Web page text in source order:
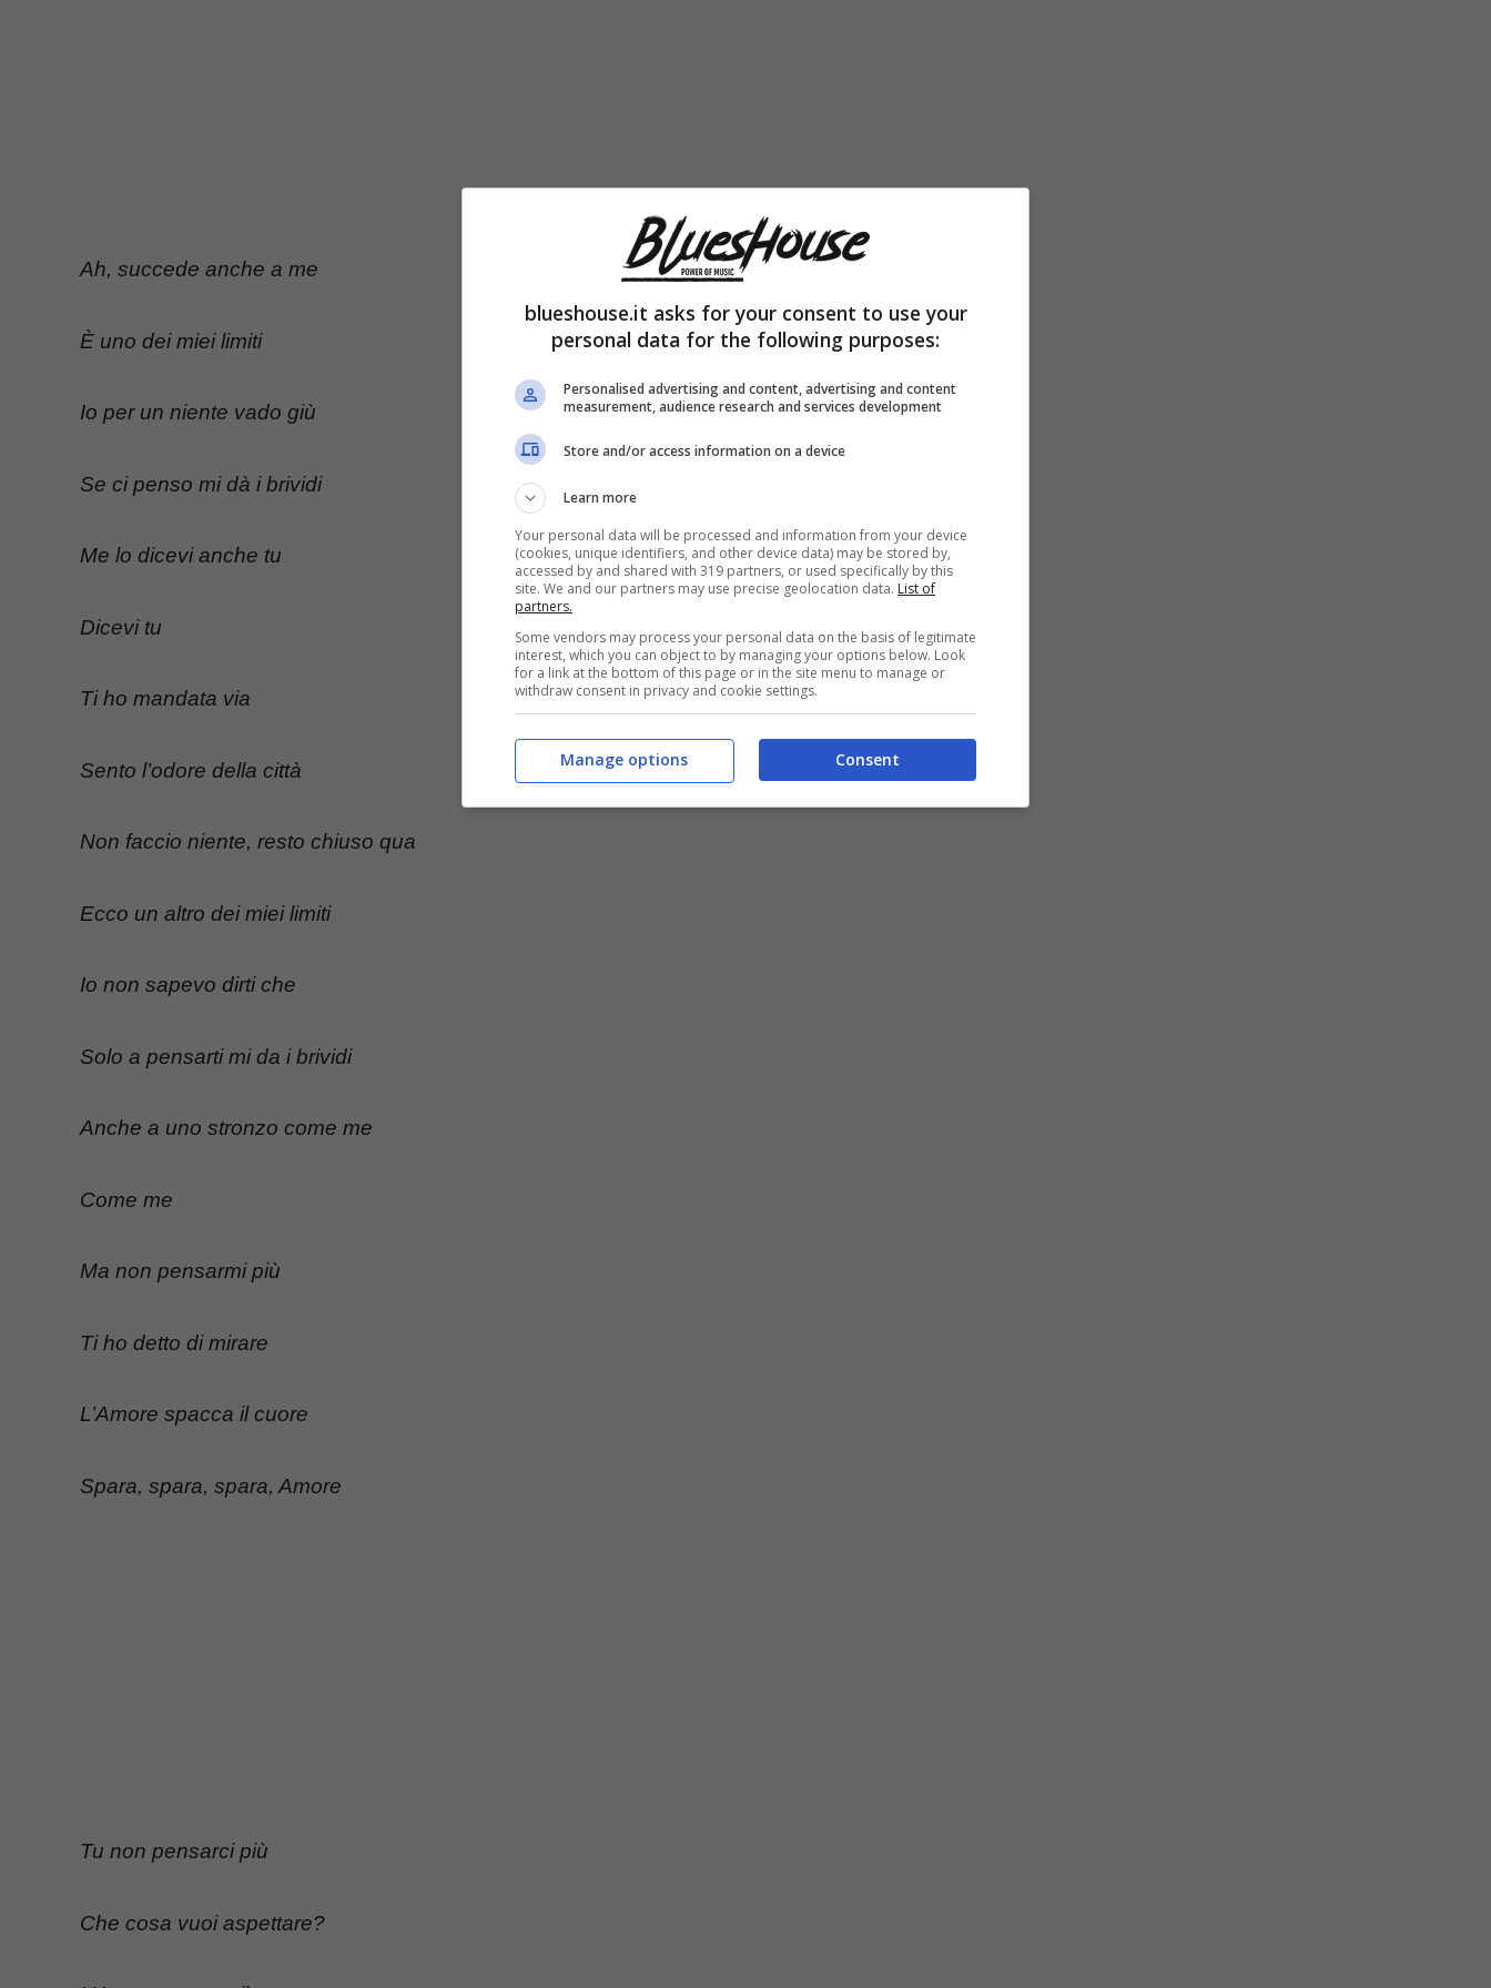
Ah, succede anche a me
È uno dei miei limiti
Io per un niente vado giù
Se ci penso mi dà i brividi
Me lo dicevi anche tu
Dicevi tu
Ti ho mandata via
Sento l’odore della città
Non faccio niente, resto chiuso qua
Ecco un altro dei miei limiti
Io non sapevo dirti che
Solo a pensarti mi da i brividi
Anche a uno stronzo come me
Come me
Ma non pensarmi più
Ti ho detto di mirare
L’Amore spacca il cuore
Spara, spara, spara, Amore
Tu non pensarci più
Che cosa vuoi aspettare?
blueshouse.it asks for your consent to use your
personal data for the following purposes:
Personalised advertising and content, advertising and content
measurement, audience research and services development
Store and/or access information on a device
Learn more
Your personal data will be processed and information from your device
(cookies, unique identifiers, and other device data) may be stored by,
accessed by and shared with 319 partners, or used specifically by this
site. We and our partners may use precise geolocation data. List of
partners.
Some vendors may process your personal data on the basis of legitimate
interest, which you can object to by managing your options below. Look
for a link at the bottom of this page or in the site menu to manage or
withdraw consent in privacy and cookie settings.
Consent
Manage options